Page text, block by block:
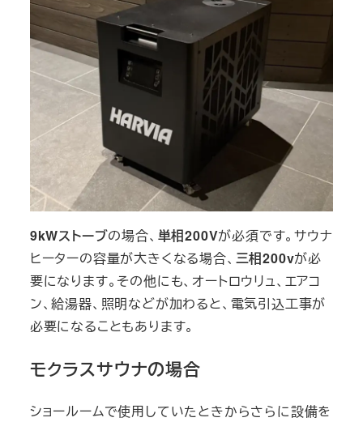
9kWストーブの場合、 単相200Vが必須です。サウナ
ヒーターの容量が大きくなる場合、 三相200vが必
要になります。その他にも、オートロウリュ、エアコ
ン、給湯器、照明などが加わると、電気引込工事が
必要になることもあります。
モクラスサウナの場合
ショールームで使用していたときからさらに設備を